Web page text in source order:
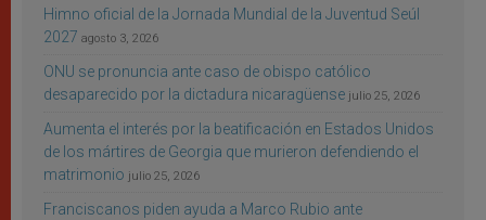
Himno oficial de la Jornada Mundial de la Juventud Seúl
2027 agosto 3, 2026
ONU se pronuncia ante caso de obispo católico
desaparecido por la dictadura nicaragüense julio 25, 2026
Aumenta el interés por la beatificación en Estados Unidos
de los mártires de Georgia que murieron defendiendo el
matrimonio julio 25, 2026
Franciscanos piden ayuda a Marco Rubio ante